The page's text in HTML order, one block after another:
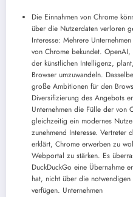
Die Einnahmen von Chrome
über die Nutzerdaten verloren
Interesse: Mehrere
von Chrome bekundet.
der künstlichen Intelligenz,
Browser umzuwandeln.
große Ambitionen für den
Diversifizierung des Angebots
Unternehmen die Fülle der von
gleichzeitig ein modernes
zunehmend Interesse. Vertreter
erklärt, Chrome erwerben zu
Webportal zu stärken. Es
DuckDuckGo eine Übernahme
hat, nicht über die
verfügen. Unternehmen